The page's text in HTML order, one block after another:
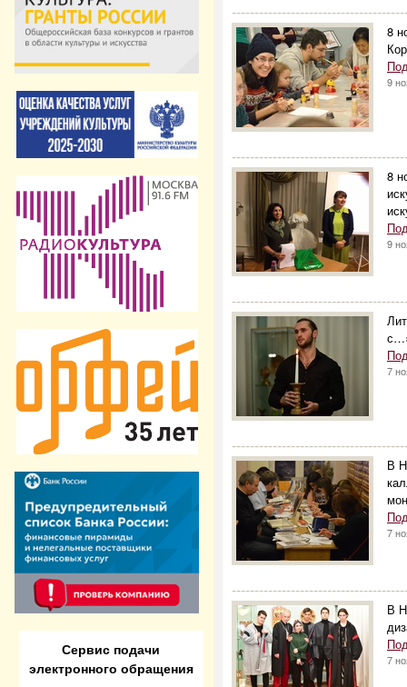
Сервис подачи
электронного обращения
8
9
8
9
7
В
7
В
7